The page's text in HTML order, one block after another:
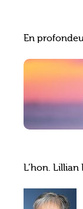
En
L’hon. Lillian